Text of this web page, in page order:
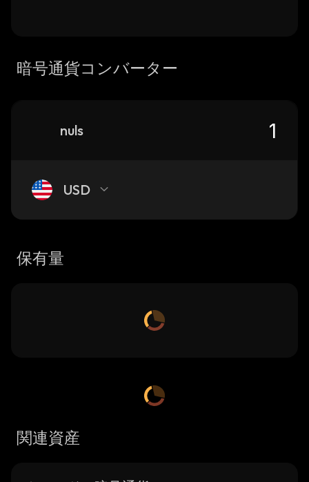
暗号通貨コンバーター
nuls
USD
保有量
関連資産